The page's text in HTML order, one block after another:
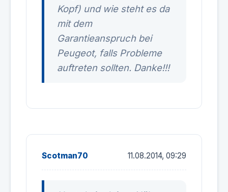
Kopf) und wie steht es da
mit dem
Garantieanspruch bei
Peugeot, falls Probleme
auftreten sollten. Danke!!!
Scotman70 11.08.2014, 09:29